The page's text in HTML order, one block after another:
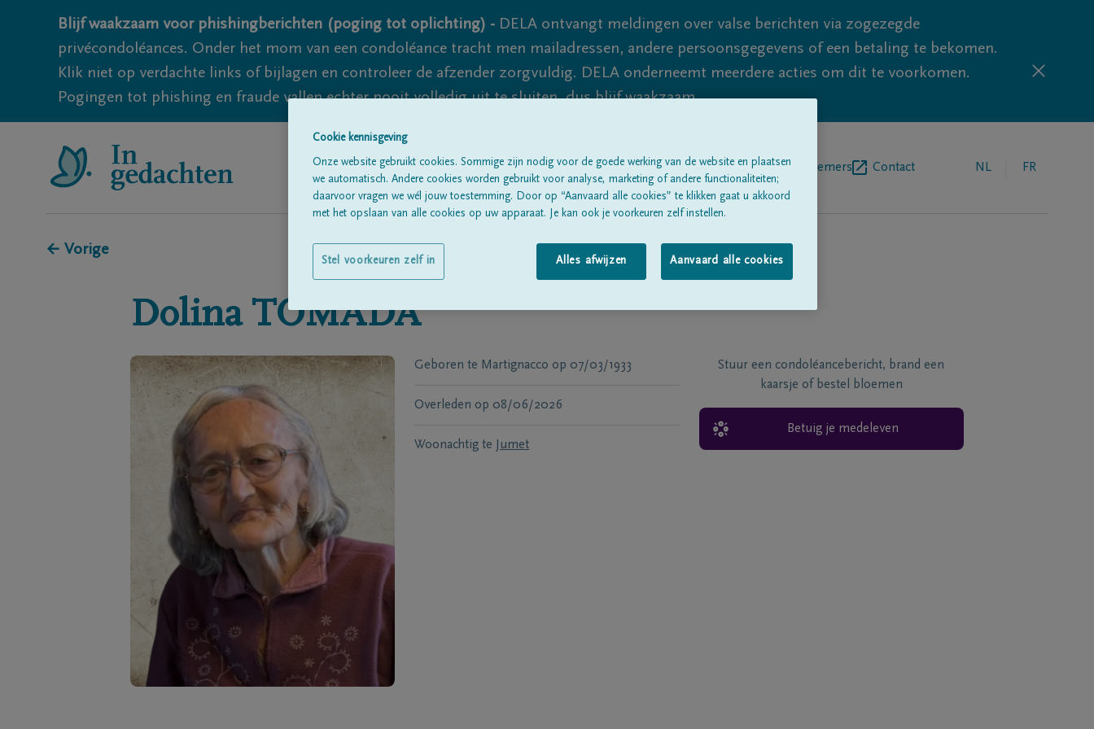
Blijf waakzaam voor phishingberichten (poging tot oplichting) - DELA ontvangt meldingen over valse berichten via zogezegde
privécondoléances. Onder het mom van een condoléance tracht men mailadressen, andere persoonsgegevens of een betaling te bekomen.
Klik niet op verdachte links of bijlagen en controleer de afzender zorgvuldig. DELA onderneemt meerdere acties om dit te voorkomen.
Pogingen tot phishing en fraude vallen echter nooit volledig uit te sluiten, dus blijf waakzaam.
Alle rouwberichtenOver onsBegrafenisondernemers Contact NL FR
← Vorige
Dolina TOMADA
Geboren te Martignacco op 07/03/1933
Overleden op 08/06/2026
Woonachtig te Jumet
Stuur een condoléancebericht, brand een
kaarsje of bestel bloemen
Betuig je medeleven
Cookie kennisgeving
Onze website gebruikt cookies. Sommige zijn nodig voor de goede werking van de website en plaatsen
we automatisch. Andere cookies worden gebruikt voor analyse, marketing of andere functionaliteiten;
daarvoor vragen we wél jouw toestemming. Door op “Aanvaard alle cookies” te klikken gaat u akkoord
met het opslaan van alle cookies op uw apparaat. Je kan ook je voorkeuren zelf instellen.
Alles afwijzen Aanvaard alle cookies
Stel voorkeuren zelf in